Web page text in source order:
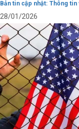
Bản tin cập nhật: Thông
28/01/2026